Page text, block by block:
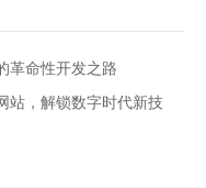
革命性开发之路
站，解锁数字时代新技